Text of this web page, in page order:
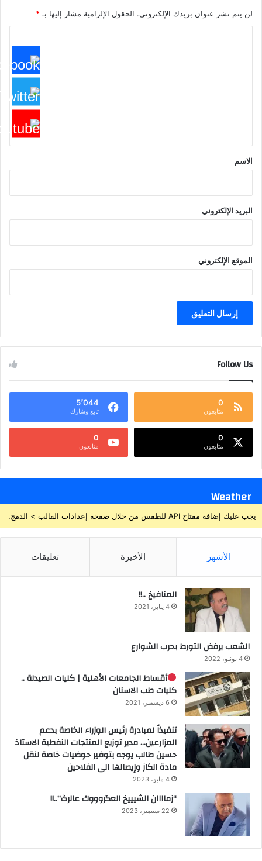
لن يتم نشر عنوان بريدك الإلكتروني. الحقول الإلزامية مشار إليها بـ *
*
الاسم
البريد الإلكتروني
الموقع الإلكتروني
Follow Us
0
متابعون
5٬044
تابع وشارك
0
متابعون
0
متابعون
Weather
يجب عليك إضافة مفتاح API للطقس من خلال صفحة إعدادات القالب > الدمج.
الأشهر الأخيرة تعليقات
المنافيخ ..!!
4 يناير، 2021
الشعب يرفض التورط بحرب الشوارع
4 يونيو، 2022
أقساط الجامعات الأهلية | كليات الصيدلة ..
كليات طب الاسنان
6 ديسمبر، 2021
تنفيذاً لمبادرة رئيس الوزراء الخاصة بدعم
المزارعين… مدير توزيع المنتجات النفطية الاستاذ
حسين طالب يوجه بتوفير حوضيات خاصة لنقل
مادة الكاز وإيصالها الى الفلاحين
4 مايو، 2023
“زماااان الشيييخ العگروووك عالرگ”..!!
22 سبتمبر، 2023